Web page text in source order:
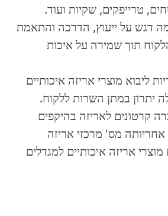
טרייפקים, שקיות ועוד.
דגש על ייעוץ, הדרכה והתאמת
תוך שמירה על איכות
ליבוא מוצרי אריזה איכותיים
יתרון במתן השרות ללקוח.
קרטונים לאריזה בהיקפים
מס' מרכזי אריזה
אריזה איכותיים למגדלים